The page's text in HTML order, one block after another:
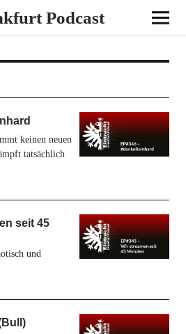
Podcast
keinen neuen
tatsächlich
seit 45
und